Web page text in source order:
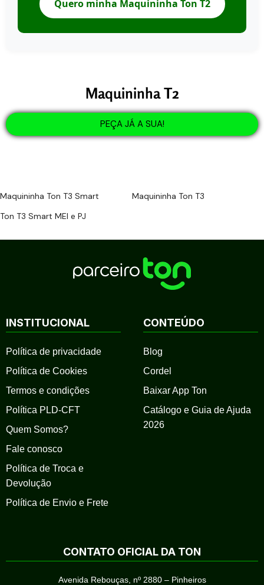
Quero minha Maquininha Ton T2
Maquininha T2
PEÇA JÁ A SUA!
Maquininha Ton T3 Smart
Maquininha Ton T3
Ton T3 Smart MEI e PJ
INSTITUCIONAL
Política de privacidade
Política de Cookies
Termos e condições
Política PLD-CFT
Quem Somos?
Fale conosco
Política de Troca e
Devolução
Política de Envio e Frete
CONTEÚDO
Blog
Cordel
Baixar App Ton
Catálogo e Guia de Ajuda
2026
CONTATO OFICIAL DA TON
Avenida Rebouças, nº 2880 – Pinheiros